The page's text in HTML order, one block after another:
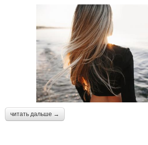
читать дальше →